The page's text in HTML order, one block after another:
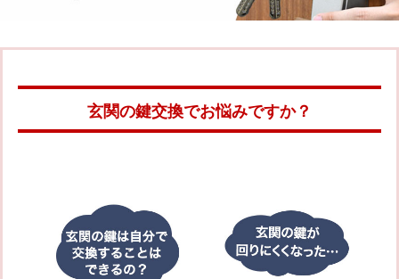
鍵の設置場所から選ぶ
車
バイク 金庫
シリンダー錠 玉座錠・引違戸錠
補助錠（ワンドアツーロック） キーレス錠
窓用防犯錠
玄関の鍵交換でお悩みですか？